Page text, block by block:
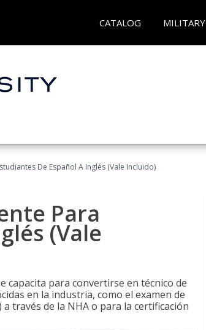
CATALOG MILITARY
De Español A Inglés (Vale Incluido)
Para
(Vale
capacita para convertirse en técnico de
en la industria, como el examen de
través de la NHA o para la certificación